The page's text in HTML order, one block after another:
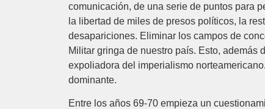
comunicación, de una serie de puntos para
la libertad de miles de presos políticos, la
desapariciones. Eliminar los campos de
Militar gringa de nuestro país. Esto,
expoliadora del imperialismo
dominante.
Entre los años 69-70 empieza un